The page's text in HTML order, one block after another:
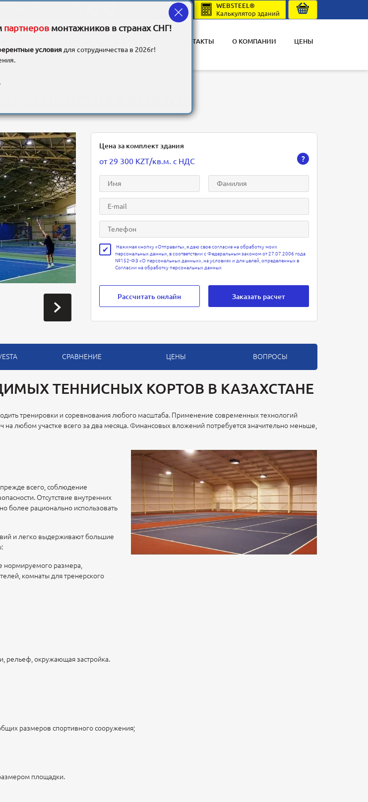
партнеров монтажников в странах СНГ!
условия для сотрудничества в 2026г!
Регистрация
WEBSTEEL®
Калькулятор зданий
КОНТАКТЫ О КОМПАНИИ ЦЕНЫ
Цена за комплект здания
от 29 300KZT/кв.м. с НДС ?
Нажимая кнопку «Отправить», я даю свое согласие на обработку моих
персональных данных, в соответствии с Федеральным законом от 27.07.2006 года
№152-ФЗ «О персональных данных», на условиях и для целей, определенных в
Согласии на обработку персональных данных
Рассчитать онлайн
СРАВНЕНИЕ ЦЕНЫ ВОПРОСЫ
ТЕННИСНЫХ КОРТОВ В КАЗАХСТАНЕ
тренировки и соревнования любого масштаба. Применение современных технологий
любом участке всего за два месяца. Финансовых вложений потребуется значительно меньше,
всего, соблюдение
Отсутствие внутренних
более рационально использовать
и легко выдерживают большие
размера,
комнаты для тренерского
рельеф, окружающая застройка.
размеров спортивного сооружения;
площадки.